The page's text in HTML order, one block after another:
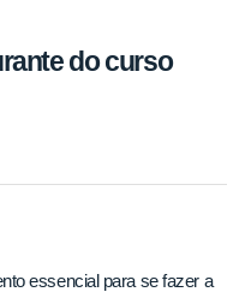
do curso
essencial para se fazer a